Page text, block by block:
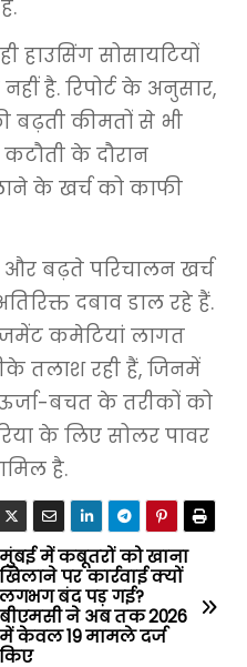
हाउसिंग सोसायटियों
है. रिपोर्ट के अनुसार,
बढ़ती कीमतों से भी
के दौरान
के खर्च को काफी
और बढ़ते परिचालन खर्च
दबाव डाल रहे हैं.
कमेटियां लागत
तलाश रही हैं, जिनमें
बचत के तरीकों को
के लिए सोलर पावर
है.
मुंबई में कबूतरों को खाना
खिलाने पर कार्रवाई क्यों
लगभग बंद पड़ गई?
बीएमसी ने अब तक 2026
में केवल 19 मामले दर्ज
किए